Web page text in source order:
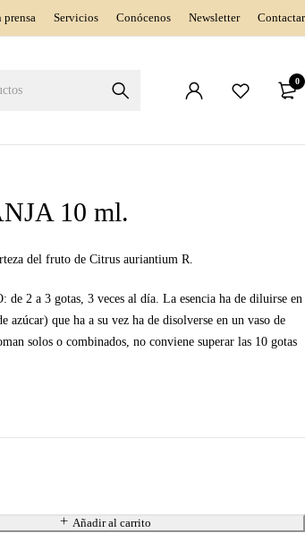
prensa Servicios Conócenos Newsletter Contactar
0
10 ml.
del fruto de Citrus auriantium R.
de 2 a 3 gotas, 3 veces al día. La esencia ha de diluirse en
azúcar) que ha a su vez ha de disolverse en un vaso de
solos o combinados, no conviene superar las 10 gotas
Añadir al carrito